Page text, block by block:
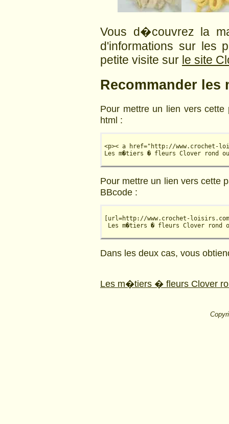
Vous d�couvrez la
d'informations sur les
petite visite sur le site
Recommander
Pour mettre un lien vers
html :
<p>< a href="http://www.crochet-
Les m�tiers � fleurs Clover rond
Pour mettre un lien vers cette
BBcode :
[url=http://www.crochet-
Les m�tiers � fleurs Clover
Dans les deux cas, vous
Les m�tiers � fleurs Clover